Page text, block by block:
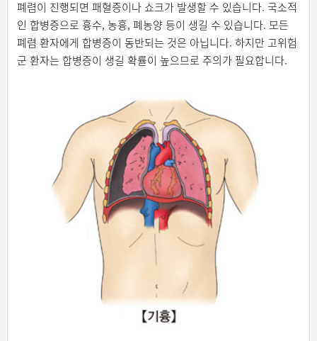
폐렴이 진행되면 패혈증이나 쇼크가 발생할 수 있습니다. 국소적
인 합병증으로 흉수, 농흉, 폐농양 등이 생길 수 있습니다. 모든
폐렴 환자에게 합병증이 동반되는 것은 아닙니다. 하지만 고위험
군 환자는 합병증이 생길 확률이 높으므로 주의가 필요합니다.